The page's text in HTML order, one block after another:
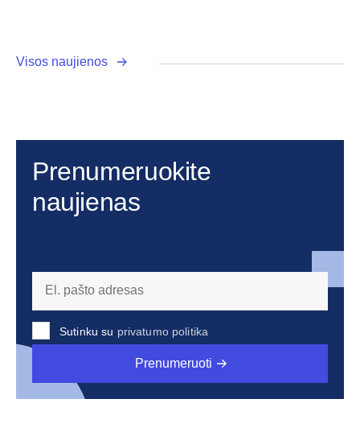
Visos naujienos
Prenumeruokite
naujienas
Sutinku su privatumo politika
Prenumeruoti